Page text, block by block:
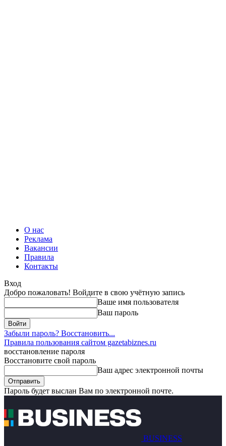
О нас
Реклама
Вакансии
Правила
Контакты
Вход
Добро пожаловать! Войдите в свою учётную запись
Ваше имя пользователя
Ваш пароль
Забыли пароль? Восстановить...
Правила пользования сайтом gazetabiznes.ru
восстановление пароля
Восстановите свой пароль
Ваш адрес электронной почты
Пароль будет выслан Вам по электронной почте.
BUSINESS